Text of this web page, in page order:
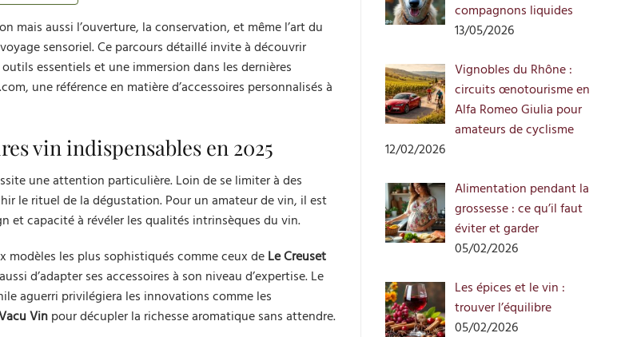
mais aussi l’ouverture, la conservation, et même l’art du
sensoriel. Ce parcours détaillé invite à découvrir
essentiels et une immersion dans les dernières
une référence en matière d’accessoires personnalisés à
vin indispensables en 2025
une attention particulière. Loin de se limiter à des
le rituel de la dégustation. Pour un amateur de vin, il est
et capacité à révéler les qualités intrinsèques du vin.
modèles les plus sophistiqués comme ceux de Le Creuset
d’adapter ses accessoires à son niveau d’expertise. Le
aguerri privilégiera les innovations comme les
Vin pour décupler la richesse aromatique sans attendre.
compagnons liquides
13/05/2026
Vignobles du Rhône :
circuits œnotourisme en
Alfa Romeo Giulia pour
amateurs de cyclisme
12/02/2026
Alimentation pendant la
grossesse : ce qu’il faut
éviter et garder
05/02/2026
Les épices et le vin :
trouver l’équilibre
05/02/2026